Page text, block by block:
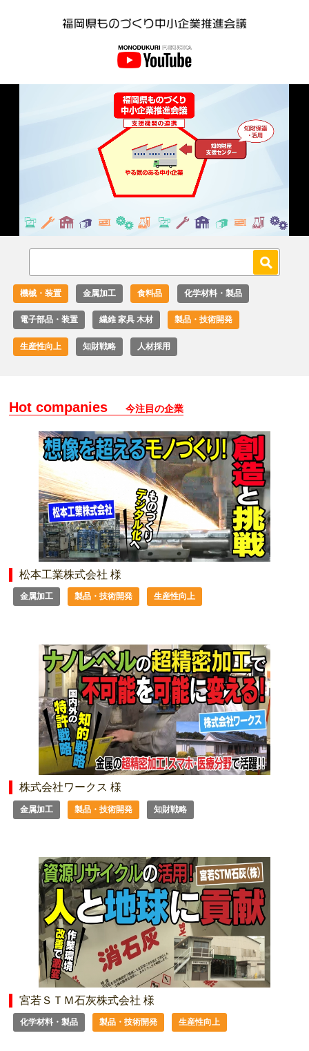
Unmute Loaded:
機械・装置 金属加工 食料品 化学材料・製品
電子部品・装置 繊維 家具 木材 製品・技術開発
生産性向上 知財戦略 人材採用
Hot companies 今注目の企業
松本工業株式会社 様
金属加工 製品・技術開発 生産性向上
株式会社ワークス 様
金属加工 製品・技術開発 知財戦略
宮若ＳＴＭ石灰株式会社 様
化学材料・製品 製品・技術開発 生産性向上